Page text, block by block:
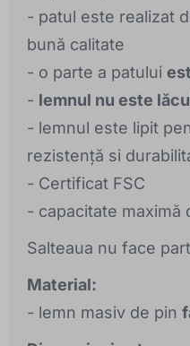
- patul este realizat
bună calitate
- o parte a patului
- lemnul nu este
- lemnul este lipit
rezistență si
- Certificat FSC
- capacitate maximă
Salteaua nu face
Material:
- lemn masiv de pin